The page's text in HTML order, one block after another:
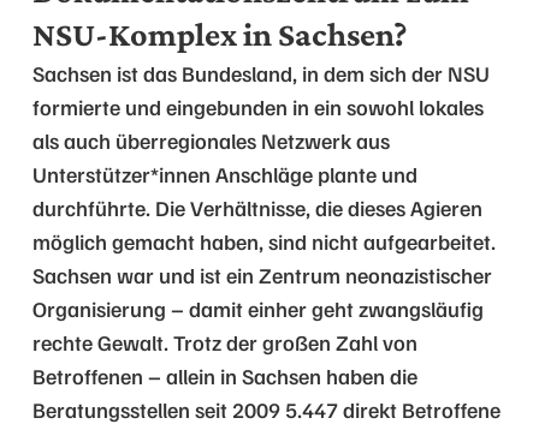
NSU-Komplex in Sachsen?
Sachsen ist das Bundesland, in dem sich der NSU
formierte und eingebunden in ein sowohl lokales
als auch überregionales Netzwerk aus
Unterstützer*innen Anschläge plante und
durchführte. Die Verhältnisse, die dieses Agieren
möglich gemacht haben, sind nicht aufgearbeitet.
Sachsen war und ist ein Zentrum neonazistischer
Organisierung – damit einher geht zwangsläufig
rechte Gewalt. Trotz der großen Zahl von
Betroffenen – allein in Sachsen haben die
Beratungsstellen seit 2009 5.447 direkt Betroffene